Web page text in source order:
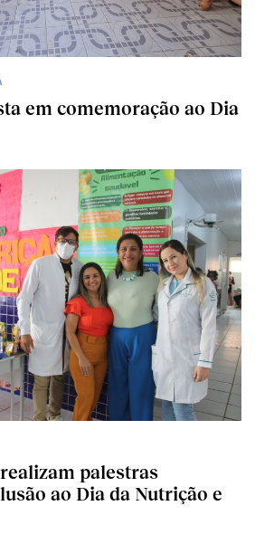
em comemoração ao Dia
palestras
ao Dia da Nutrição e